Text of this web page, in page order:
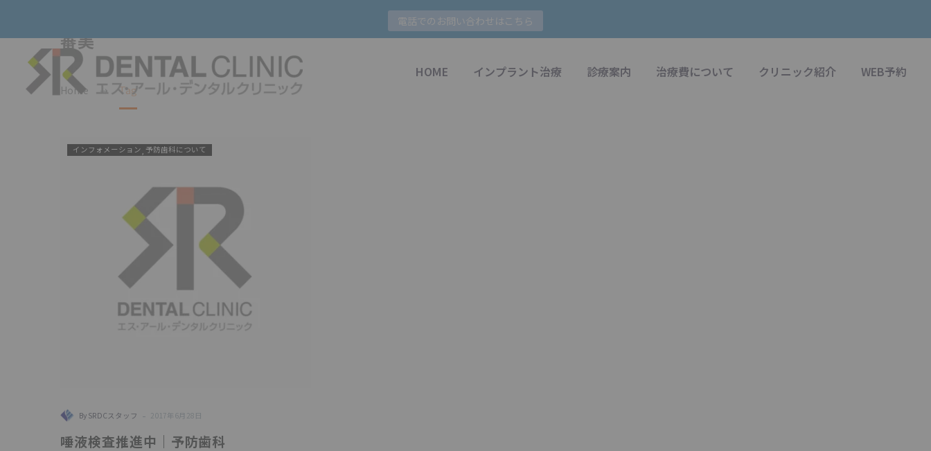
電話でのお問い合わせはこちら
HOME インプラント治療 診療案内 治療費について クリニック紹介 WEB予約
審美
Home Tag
唾
歯
インフォメーション 予防歯科について
By SRDCスタッフ - 2017年6月28日
唾液検査推進中｜予防歯科